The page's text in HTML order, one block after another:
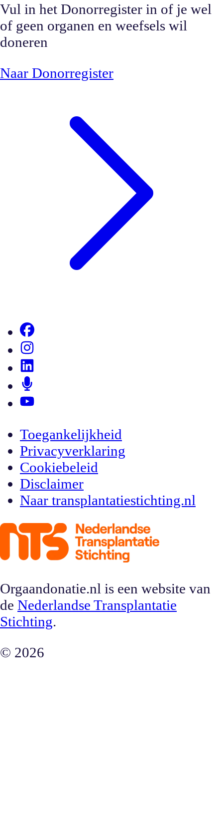
Vul in het Donorregister in of je wel
of geen organen en weefsels wil
doneren
Naar Donorregister
Toegankelijkheid
Privacyverklaring
Cookiebeleid
Disclaimer
Naar transplantatiestichting.nl
Orgaandonatie.nl is een website van
de Nederlandse Transplantatie
Stichting.
© 2026